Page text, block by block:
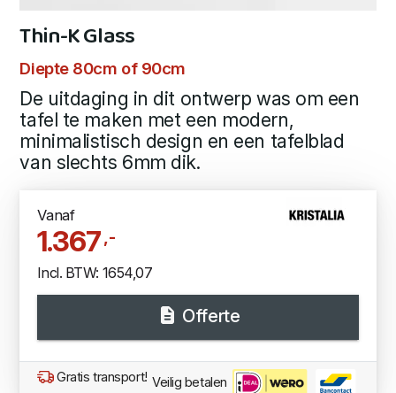
Thin-K Glass
Diepte 80cm of 90cm
De uitdaging in dit ontwerp was om een
tafel te maken met een modern,
minimalistisch design en een tafelblad
van slechts 6mm dik.
Vanaf
1.367,-
Incl. BTW: 1654,07
Offerte
Gratis transport! Veilig betalen